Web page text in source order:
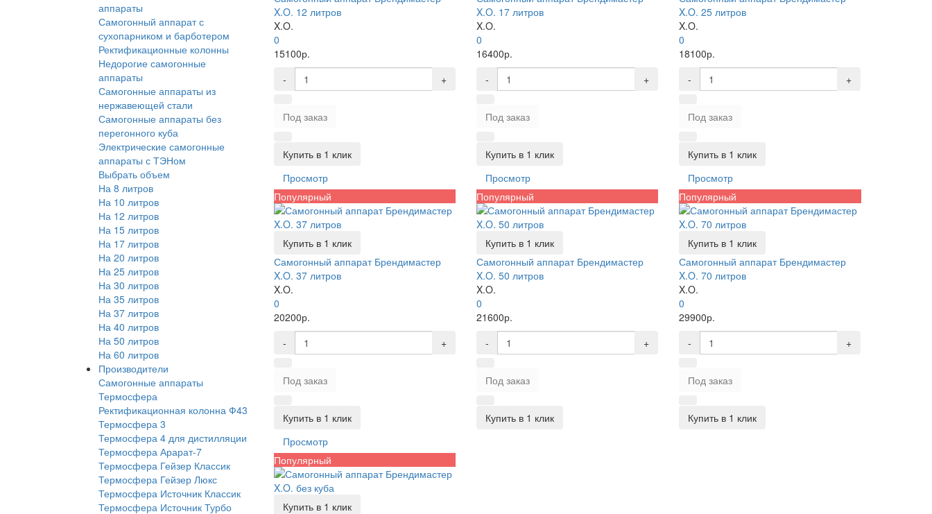
аппараты
Самогонный аппарат с
сухопарником и барботером
Ректификационные колонны
Недорогие самогонные
аппараты
Самогонные аппараты из
нержавеющей стали
Самогонные аппараты без
перегонного куба
Электрические самогонные
аппараты с ТЭНом
Выбрать объем
На 8 литров
На 10 литров
На 12 литров
На 15 литров
На 17 литров
На 20 литров
На 25 литров
На 30 литров
На 35 литров
На 37 литров
На 40 литров
На 50 литров
На 60 литров
Производители
Самогонные аппараты
Термосфера
Ректификационная колонна Ф43
Термосфера 3
Термосфера 4 для дистилляции
Термосфера Арарат-7
Термосфера Гейзер Классик
Термосфера Гейзер Люкс
Термосфера Источник Классик
Термосфера Источник Турбо
X.O. 12 литров
X.O.
0
15100р.
-
+
Под заказ
Купить в 1 клик
X.O. 17 литров
X.O.
0
16400р.
-
+
Под заказ
Купить в 1 клик
X.O. 25 литров
X.O.
0
18100р.
-
+
Под заказ
Купить в 1 клик
Просмотр
Популярный
Купить в 1 клик
Самогонный аппарат Брендимастер
X.O. 37 литров
X.O.
0
20200р.
-
+
Под заказ
Купить в 1 клик
Просмотр
Популярный
Купить в 1 клик
Самогонный аппарат Брендимастер
X.O. 50 литров
X.O.
0
21600р.
-
+
Под заказ
Купить в 1 клик
Просмотр
Популярный
Купить в 1 клик
Самогонный аппарат Брендимастер
X.O. 70 литров
X.O.
0
29900р.
-
+
Под заказ
Купить в 1 клик
Просмотр
Популярный
Купить в 1 клик